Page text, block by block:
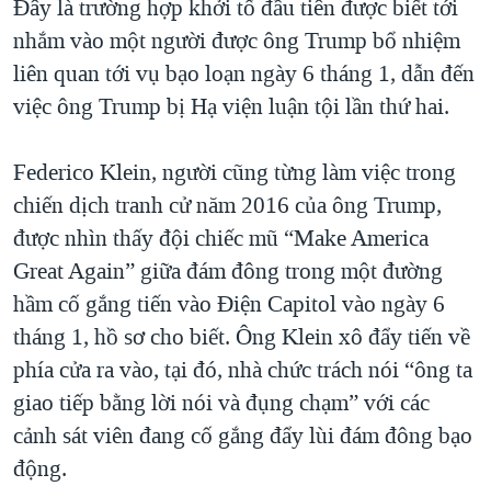
QUAN HỆ VIỆT MỸ
Đây là trường hợp khởi tố đầu tiên được biết tới
nhắm vào một người được ông Trump bổ nhiệm
liên quan tới vụ bạo loạn ngày 6 tháng 1, dẫn đến
việc ông Trump bị Hạ viện luận tội lần thứ hai.
Federico Klein, người cũng từng làm việc trong
chiến dịch tranh cử năm 2016 của ông Trump,
được nhìn thấy đội chiếc mũ “Make America
Great Again” giữa đám đông trong một đường
hầm cố gắng tiến vào Điện Capitol vào ngày 6
tháng 1, hồ sơ cho biết. Ông Klein xô đẩy tiến về
phía cửa ra vào, tại đó, nhà chức trách nói “ông ta
giao tiếp bằng lời nói và đụng chạm” với các
cảnh sát viên đang cố gắng đẩy lùi đám đông bạo
động.